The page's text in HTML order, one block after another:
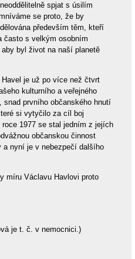
spjat s úsilím
se proto, že by
především těm, kteří
často s velkým osobním
byl život na naší planetě
je už po více než čtvrt
kulturního a veřejného
prvního občanského hnutí
si vytyčilo za cíl boj
1977 se stal jedním z jejích
občanskou činnost
nyní je v nebezpečí dalšího
míru Václavu Havlovi proto
je t. č. v nemocnici.)